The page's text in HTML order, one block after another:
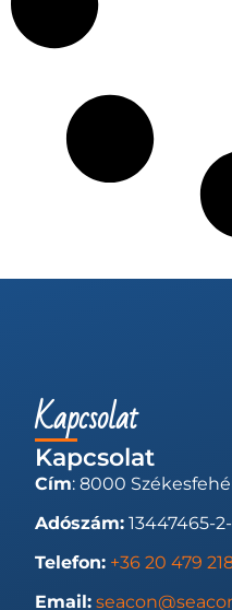
Kapcsolat
Kapcsolat
Cím: 8000
Adószám: 13447465-
Telefon: +36 20 479
Email: